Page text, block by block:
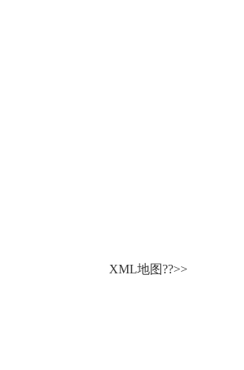
XML地图??>>